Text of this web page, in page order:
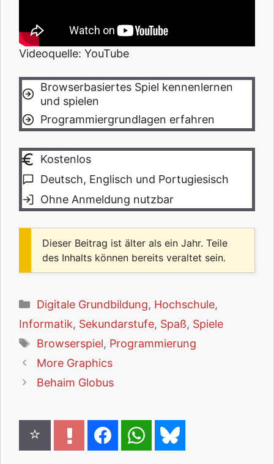
Videoquelle: YouTube
Browserbasiertes Spiel kennenlernen
und spielen
Programmiergrundlagen erfahren
Kostenlos
Deutsch, Englisch und Portugiesisch
Ohne Anmeldung nutzbar
Dieser Beitrag ist älter als ein Jahr. Teile
des Inhalts können bereits veraltet sein.
Kategorien
Digitale Grundbildung, Hochschule,
Informatik, Sekundarstufe, Spaß, Spiele
Schlagwörter
Browserspiel, Programmierung
More Graphics
Behaim Globus